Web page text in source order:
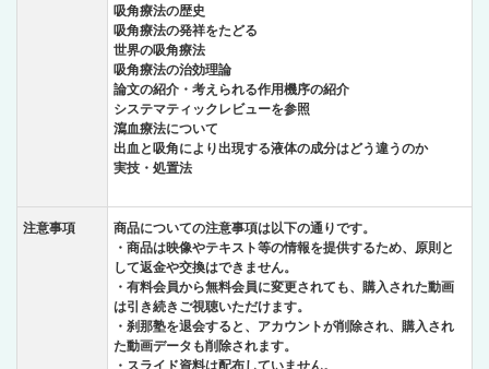
吸角療法の歴史
吸角療法の発祥をたどる
世界の吸角療法
吸角療法の治効理論
論文の紹介・考えられる作用機序の紹介
システマティックレビューを参照
瀉血療法について
出血と吸角により出現する液体の成分はどう違うのか
実技・処置法
注意事項
商品についての注意事項は以下の通りです。
・商品は映像やテキスト等の情報を提供するため、原則と
して返金や交換はできません。
・有料会員から無料会員に変更されても、購入された動画
は引き続きご視聴いただけます。
・刹那塾を退会すると、アカウントが削除され、購入され
た動画データも削除されます。
・スライド資料は配布していません。